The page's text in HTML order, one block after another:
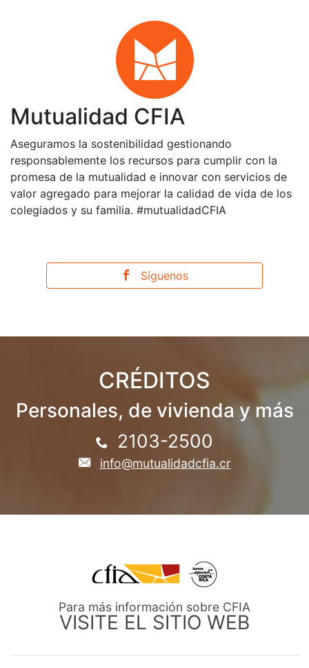
Mutualidad CFIA
Aseguramos la sostenibilidad gestionando
responsablemente los recursos para cumplir con la
promesa de la mutualidad e innovar con servicios de
valor agregado para mejorar la calidad de vida de los
colegiados y su familia. #mutualidadCFIA
Síguenos
CRÉDITOS
Personales, de vivienda y más
2103-2500
info@mutualidadcfia.cr
Para más información sobre CFIA
VISITE EL SITIO WEB